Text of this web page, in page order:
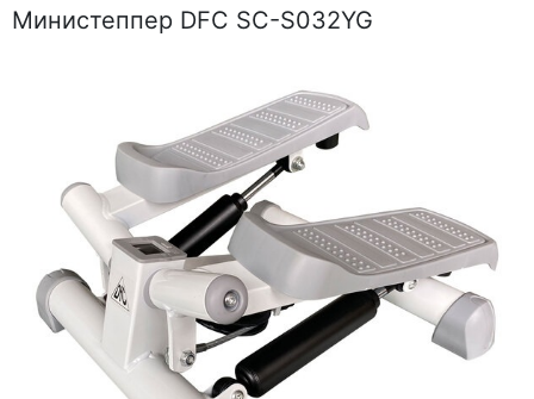
Министеппер DFC SC-S032YG